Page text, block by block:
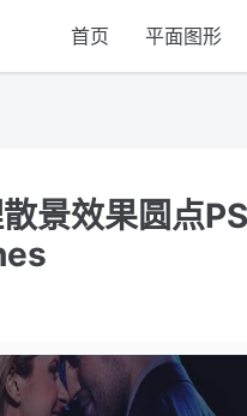
首页 平面图形
景效果圆点